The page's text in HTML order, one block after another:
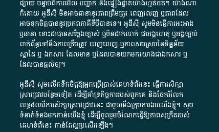
ផ្សាយ​ បន្ទាប់​ពី​ការ​មើល​ បញ្ជាក់​ និង​ផ្ទៀងផ្ទាត់​យ៉ាង​ហ្មត់ចត់​។​ យ៉ាងណា​
ក៏​ដោយ​ អូ​ឌី​ស៊ី​ មិន​អាច​ធានា​នូវ​ភាព​ត្រឹមត្រូវ​ ពេញលេញ​ ឬ​ភាព​ដែល​
អាច​ទុកចិត្ត​បាននូវ​ប្រភព​ភាគី​ទី​បី​បាន​ទេ​។​ អូ​ឌី​ស៊ី​ សូម​មិន​ធ្វើការ​អះអាង​
ឬ​ធានា​ ទោះជា​បាន​សម្តែង​ច្បាស់​ ឬ​មិន​ជាក់លាក់​ ជា​អង្គហេតុ​ ឬ​អង្គច្បាប់​
ពាក់ព័ន្ធ​ទៅ​នឹង​ភាព​ត្រឹមត្រូវ​ ពេញលេញ​ ឬ​ភាព​សម​ស្រប​នៃ​ទិន្នន័យ​
ស្នាដៃ​ ឬ​ ឯកសារ​ ដែល​មាន​ ឬ​ដែល​បាន​យក​មក​យោង​ជា​ឯកសារ​ ឬ​
ដែល​បាន​ផ្តល់​ឲ្យ​។
អូឌីស៊ី សូមលើកទឹកចិត្តឱ្យអ្នកប្រើប្រាស់គេហទំព័រនេះ ធ្វើការសិក្សា
ស្រាវជ្រាវបន្ថែមទៀត ដើម្បីគាំទ្រកិច្ចការ​របស់ពួកគេ និងចែករំលែក
លទ្ធផលពីការសិក្សាស្រាវជ្រាវនេះ ជាមួយនឹងក្រុមការងារយើងខ្ញុំ។ សូម
ទំនាក់ទំនងមកកាន់យើងខ្ញុំ ដើម្បីចូលរួមចំណែកធ្វើឱ្យភាពសុក្រឹតរបស់
គេហទំព័នេះ កាន់តែល្អប្រសើរឡើង។